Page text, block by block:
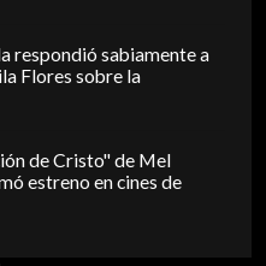
respondió sabiamente a
Flores sobre la
de Cristo" de Mel
estreno en cines de